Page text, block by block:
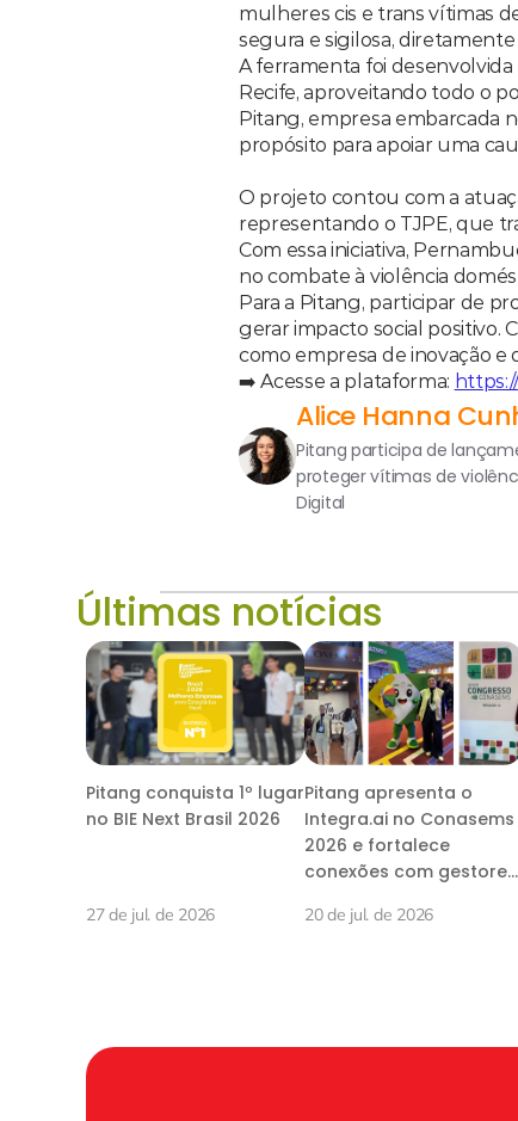
mulheres cis e trans vítimas
segura e sigilosa,
A ferramenta foi
Recife, aproveitando todo o
Pitang, empresa embarcada
propósito para apoiar uma
O projeto contou com a
representando o TJPE, que
Com essa iniciativa,
no combate à violência
Para a Pitang, participar de
gerar impacto social positivo.
como empresa de inovação
➡️ Acesse a plataforma:
Alice Hanna
Pitang participa de
proteger vítimas de
Digital
Últimas notícias
Pitang conquista 1º lugar
no BIE Next Brasil 2026
27 de jul. de 2026
Pitang apresenta o
Integra.ai no Conasems
2026 e fortalece
conexões com gestores
20 de jul. de 2026